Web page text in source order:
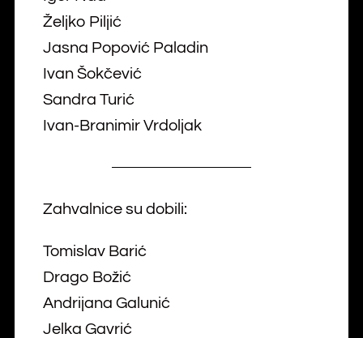
Željko Piljić
Jasna Popović Paladin
Ivan Šokčević
Sandra Turić
Ivan-Branimir Vrdoljak
Zahvalnice su dobili:
Tomislav Barić
Drago Božić
Andrijana Galunić
Jelka Gavrić